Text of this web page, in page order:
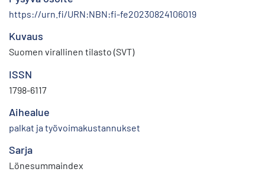
https://urn.fi/URN:NBN:fi-fe20230824106019
Kuvaus
Suomen virallinen tilasto (SVT)
ISSN
1798-6117
Aihealue
palkat ja työvoimakustannukset
Sarja
Lönesummaindex